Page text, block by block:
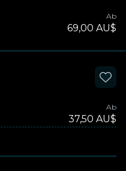
Ab
69,00 AU$
Ab
37,50 AU$